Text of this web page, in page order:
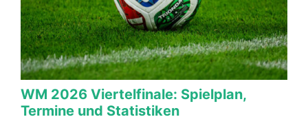
WM 2026 Viertelfinale: Spielplan,
Termine und Statistiken